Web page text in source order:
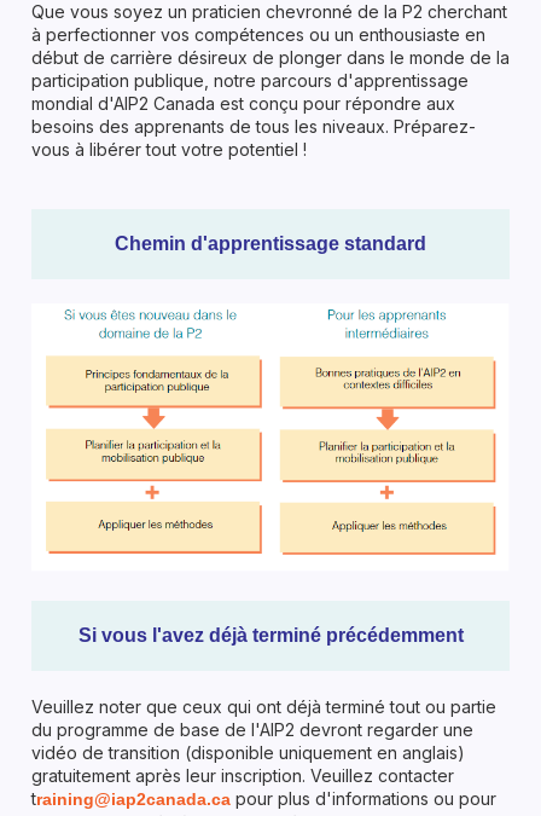
Que vous soyez un praticien chevronné de la P2 cherchant
à perfectionner vos compétences ou un enthousiaste en
début de carrière désireux de plonger dans le monde de la
participation publique, notre parcours d'apprentissage
mondial d'AIP2 Canada est conçu pour répondre aux
besoins des apprenants de tous les niveaux. Préparez-
vous à libérer tout votre potentiel !
Chemin d'apprentissage standard
Si vous l'avez déjà terminé précédemment
Veuillez noter que ceux qui ont déjà terminé tout ou partie
du programme de base de l'AIP2 devront regarder une
vidéo de transition (disponible uniquement en anglais)
gratuitement après leur inscription. Veuillez contacter
training@iap2canada.ca pour plus d'informations ou pour